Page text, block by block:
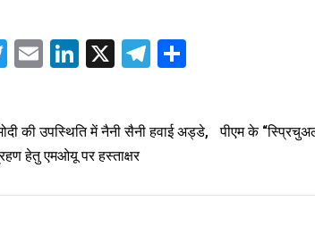
Twitter
EmailLinkedIn
X Telegram
Share
की उपस्थिति में नैनी सैनी हवाई अड्डे,
हेतु एमओयू पर हस्ताक्षर
पीएम के